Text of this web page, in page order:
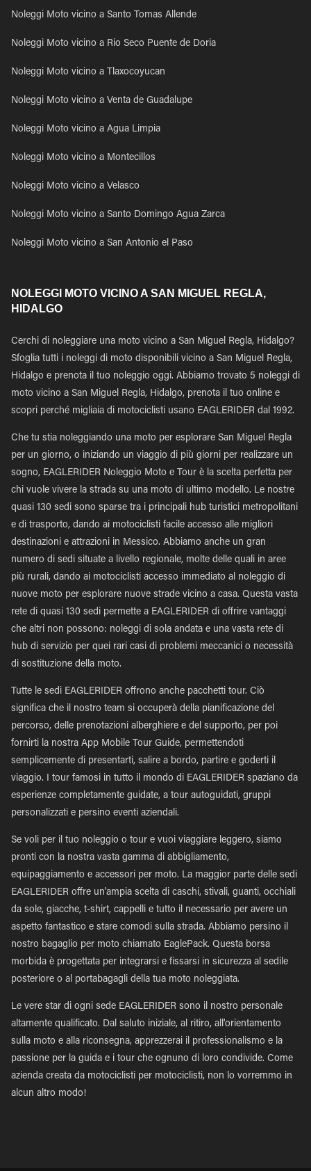
Noleggi Moto vicino a Santo Tomas Allende
Noleggi Moto vicino a Rio Seco Puente de Doria
Noleggi Moto vicino a Tlaxocoyucan
Noleggi Moto vicino a Venta de Guadalupe
Noleggi Moto vicino a Agua Limpia
Noleggi Moto vicino a Montecillos
Noleggi Moto vicino a Velasco
Noleggi Moto vicino a Santo Domingo Agua Zarca
Noleggi Moto vicino a San Antonio el Paso
NOLEGGI MOTO VICINO A SAN MIGUEL REGLA,
HIDALGO
Cerchi di noleggiare una moto vicino a San Miguel Regla, Hidalgo?
Sfoglia tutti i noleggi di moto disponibili vicino a San Miguel Regla,
Hidalgo e prenota il tuo noleggio oggi. Abbiamo trovato 5 noleggi di
moto vicino a San Miguel Regla, Hidalgo, prenota il tuo online e
scopri perché migliaia di motociclisti usano EAGLERIDER dal 1992.
Che tu stia noleggiando una moto per esplorare San Miguel Regla
per un giorno, o iniziando un viaggio di più giorni per realizzare un
sogno, EAGLERIDER Noleggio Moto e Tour è la scelta perfetta per
chi vuole vivere la strada su una moto di ultimo modello. Le nostre
quasi 130 sedi sono sparse tra i principali hub turistici metropolitani
e di trasporto, dando ai motociclisti facile accesso alle migliori
destinazioni e attrazioni in Messico. Abbiamo anche un gran
numero di sedi situate a livello regionale, molte delle quali in aree
più rurali, dando ai motociclisti accesso immediato al noleggio di
nuove moto per esplorare nuove strade vicino a casa. Questa vasta
rete di quasi 130 sedi permette a EAGLERIDER di offrire vantaggi
che altri non possono: noleggi di sola andata e una vasta rete di
hub di servizio per quei rari casi di problemi meccanici o necessità
di sostituzione della moto.
Tutte le sedi EAGLERIDER offrono anche pacchetti tour. Ciò
significa che il nostro team si occuperà della pianificazione del
percorso, delle prenotazioni alberghiere e del supporto, per poi
fornirti la nostra App Mobile Tour Guide, permettendoti
semplicemente di presentarti, salire a bordo, partire e goderti il
viaggio. I tour famosi in tutto il mondo di EAGLERIDER spaziano da
esperienze completamente guidate, a tour autoguidati, gruppi
personalizzati e persino eventi aziendali.
Se voli per il tuo noleggio o tour e vuoi viaggiare leggero, siamo
pronti con la nostra vasta gamma di abbigliamento,
equipaggiamento e accessori per moto. La maggior parte delle sedi
EAGLERIDER offre un'ampia scelta di caschi, stivali, guanti, occhiali
da sole, giacche, t-shirt, cappelli e tutto il necessario per avere un
aspetto fantastico e stare comodi sulla strada. Abbiamo persino il
nostro bagaglio per moto chiamato EaglePack. Questa borsa
morbida è progettata per integrarsi e fissarsi in sicurezza al sedile
posteriore o al portabagagli della tua moto noleggiata.
Le vere star di ogni sede EAGLERIDER sono il nostro personale
altamente qualificato. Dal saluto iniziale, al ritiro, all'orientamento
sulla moto e alla riconsegna, apprezzerai il professionalismo e la
passione per la guida e i tour che ognuno di loro condivide. Come
azienda creata da motociclisti per motociclisti, non lo vorremmo in
alcun altro modo!